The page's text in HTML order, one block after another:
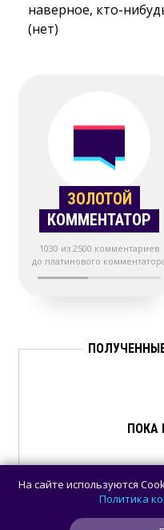
наверное, кто-
(нет)
ЗОЛОТОЙ
КОММЕНТАТОР
1030 из 2500 комментариев
до платинового
ПОКА
На сайте используются
Политика